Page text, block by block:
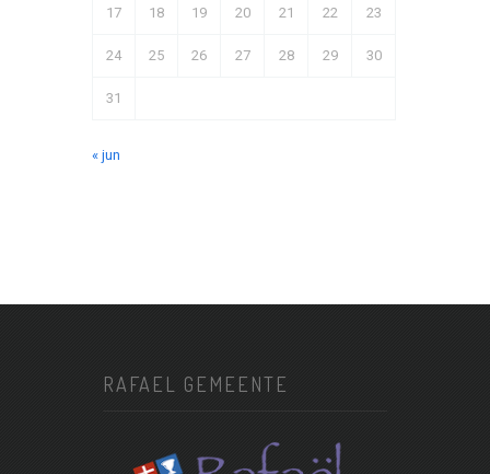
17 18 19 20 21 22 23
24 25 26 27 28 29 30
31
« jun
RAFAEL GEMEENTE